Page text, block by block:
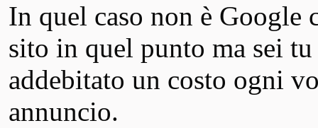
In quel caso non è Google
sito in quel punto ma sei
addebitato un costo ogni
annuncio.